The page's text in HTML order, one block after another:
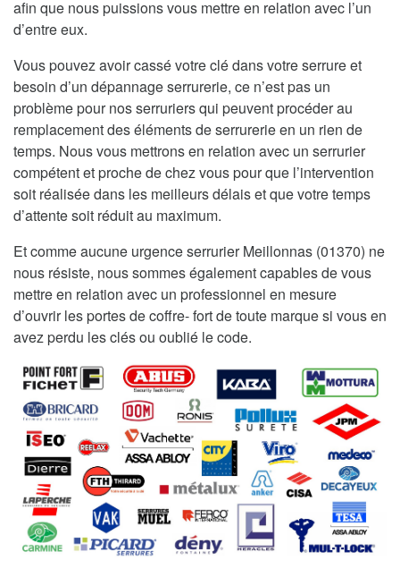
afin que nous puissions vous mettre en relation avec l’un
d’entre eux.
Vous pouvez avoir cassé votre clé dans votre serrure et
besoin d’un dépannage serrurerie, ce n’est pas un
problème pour nos serruriers qui peuvent procéder au
remplacement des éléments de serrurerie en un rien de
temps. Nous vous mettrons en relation avec un serrurier
compétent et proche de chez vous pour que l’intervention
soit réalisée dans les meilleurs délais et que votre temps
d’attente soit réduit au maximum.
Et comme aucune urgence serrurier Meillonnas (01370) ne
nous résiste, nous sommes également capables de vous
mettre en relation avec un professionnel en mesure
d’ouvrir les portes de coffre- fort de toute marque si vous en
avez perdu les clés ou oublié le code.